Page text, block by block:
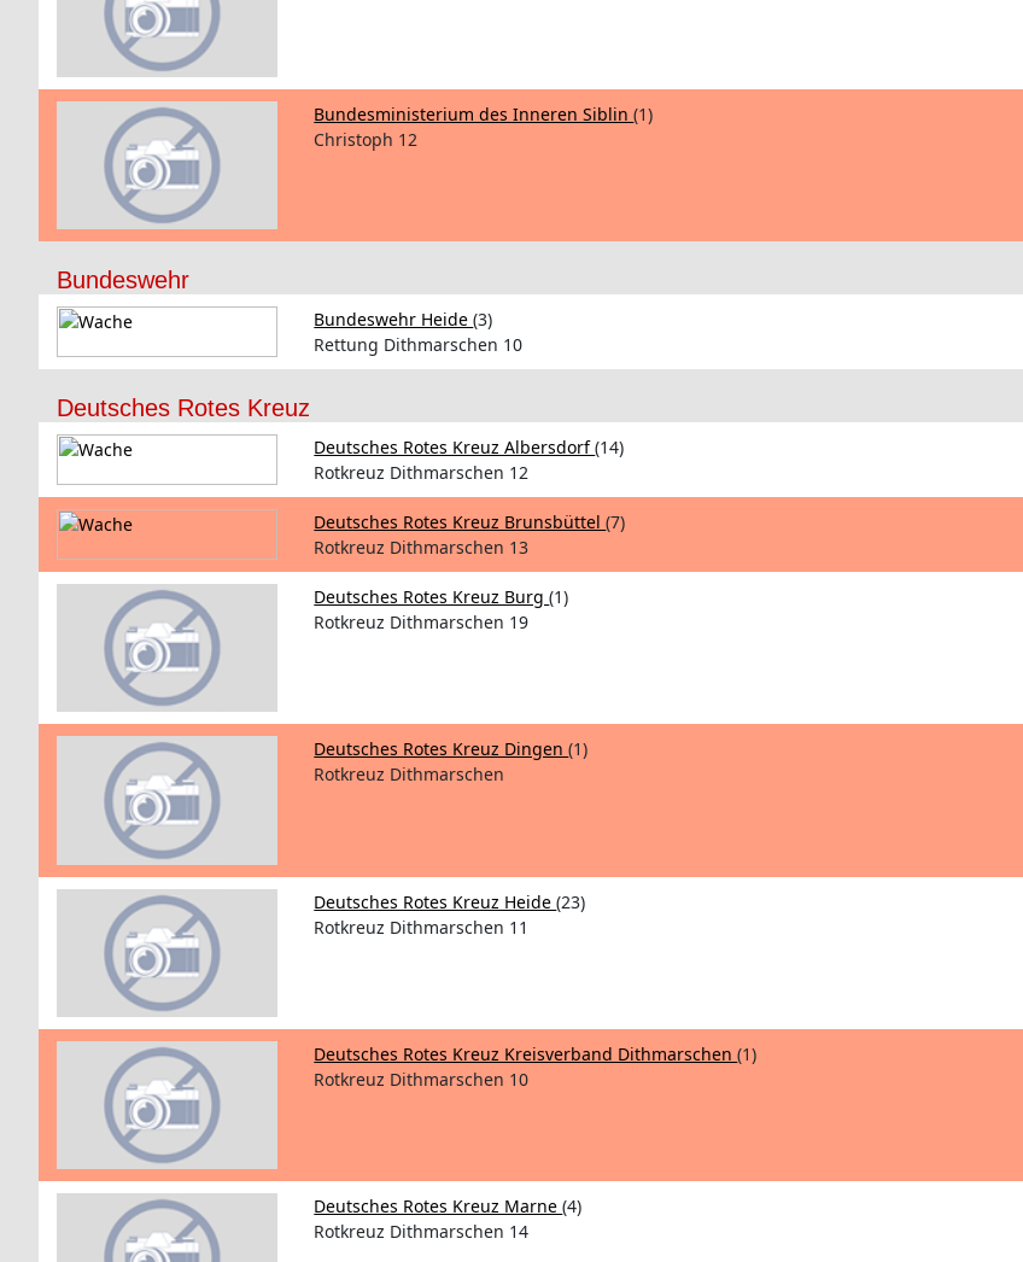
Bundesministerium des Inneren Siblin(1)
Christoph 12
Bundeswehr
Bundeswehr Heide(3)
Rettung Dithmarschen 10
Deutsches Rotes Kreuz
Deutsches Rotes Kreuz Albersdorf(14)
Rotkreuz Dithmarschen 12
Deutsches Rotes Kreuz Brunsbüttel(7)
Rotkreuz Dithmarschen 13
Deutsches Rotes Kreuz Burg(1)
Rotkreuz Dithmarschen 19
Deutsches Rotes Kreuz Dingen(1)
Rotkreuz Dithmarschen
Deutsches Rotes Kreuz Heide(23)
Rotkreuz Dithmarschen 11
Deutsches Rotes Kreuz Kreisverband Dithmarschen(1)
Rotkreuz Dithmarschen 10
Deutsches Rotes Kreuz Marne(4)
Rotkreuz Dithmarschen 14